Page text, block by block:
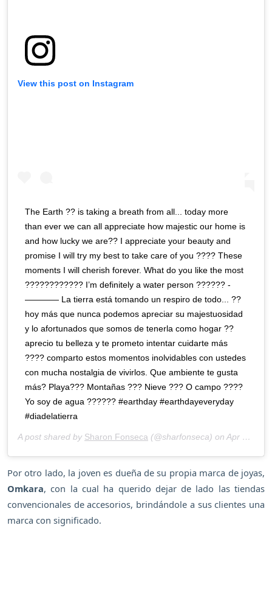
View this post on Instagram
The Earth ?? is taking a breath from all... today more
than ever we can all appreciate how majestic our home is
and how lucky we are?? I appreciate your beauty and
promise I will try my best to take care of you ???? These
moments I will cherish forever. What do you like the most
???????????? I’m definitely a water person ?????? -
———— La tierra está tomando un respiro de todo... ??
hoy más que nunca podemos apreciar su majestuosidad
y lo afortunados que somos de tenerla como hogar ??
aprecio tu belleza y te prometo intentar cuidarte más
???? comparto estos momentos inolvidables con ustedes
con mucha nostalgia de vivirlos. Que ambiente te gusta
más? Playa??? Montañas ??? Nieve ??? O campo ????
Yo soy de agua ?????? #earthday #earthdayeveryday
#diadelatierra
A post shared by Sharon Fonseca (@sharfonseca) on Apr 22, 2020 at 1:25pm PDT
Por otro lado, la joven es dueña de su propia marca de joyas,
Omkara, con la cual ha querido dejar de lado las tiendas
convencionales de accesorios, brindándole a sus clientes una
marca con significado.